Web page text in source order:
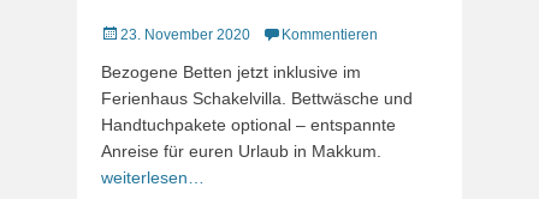
Veröffentlicht
23. November 2020 Kommentieren
Bezogene Betten jetzt inklusive im
Ferienhaus Schakelvilla. Bettwäsche und
Handtuchpakete optional – entspannte
Anreise für euren Urlaub in Makkum.
weiterlesen…